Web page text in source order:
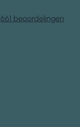
661 beoordelingen